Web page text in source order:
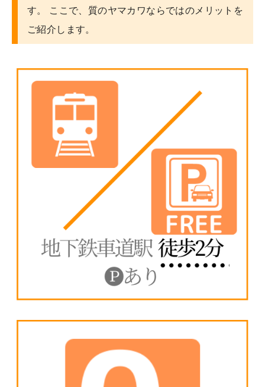
す。 ここで、質のヤマカワならではのメリットを
ご紹介します。